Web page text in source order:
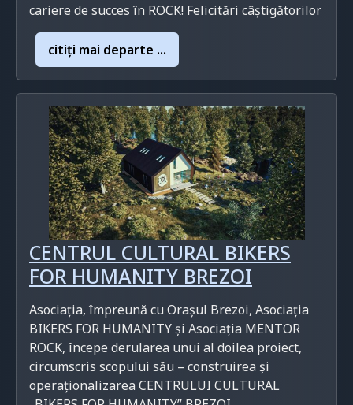
cariere de succes în ROCK! Felicitări câștigătorilor
citiţi mai departe ...
CENTRUL CULTURAL BIKERS
FOR HUMANITY BREZOI
Asociația, împreună cu Orașul Brezoi, Asociația
BIKERS FOR HUMANITY și Asociația MENTOR
ROCK, începe derularea unui al doilea proiect,
circumscris scopului său – construirea și
operaționalizarea CENTRULUI CULTURAL